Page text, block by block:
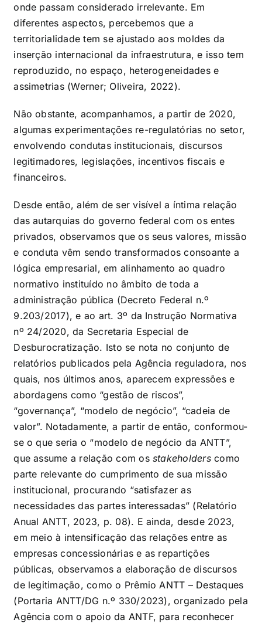
onde passam considerado irrelevante. Em
diferentes aspectos, percebemos que a
territorialidade tem se ajustado aos moldes da
inserção internacional da infraestrutura, e isso tem
reproduzido, no espaço, heterogeneidades e
assimetrias (Werner; Oliveira, 2022).
Não obstante, acompanhamos, a partir de 2020,
algumas experimentações re-regulatórias no setor,
envolvendo condutas institucionais, discursos
legitimadores, legislações, incentivos fiscais e
financeiros.
Desde então, além de ser visível a íntima relação
das autarquias do governo federal com os entes
privados, observamos que os seus valores, missão
e conduta vêm sendo transformados consoante a
lógica empresarial, em alinhamento ao quadro
normativo instituído no âmbito de toda a
administração pública (Decreto Federal n.º
9.203/2017), e ao art. 3º da Instrução Normativa
nº 24/2020, da Secretaria Especial de
Desburocratização. Isto se nota no conjunto de
relatórios publicados pela Agência reguladora, nos
quais, nos últimos anos, aparecem expressões e
abordagens como “gestão de riscos”,
“governança”, “modelo de negócio”, “cadeia de
valor”. Notadamente, a partir de então, conformou-
se o que seria o “modelo de negócio da ANTT”,
que assume a relação com os stakeholderscomo
parte relevante do cumprimento de sua missão
institucional, procurando “satisfazer as
necessidades das partes interessadas” (Relatório
Anual ANTT, 2023, p. 08). E ainda, desde 2023,
em meio à intensificação das relações entre as
empresas concessionárias e as repartições
públicas, observamos a elaboração de discursos
de legitimação, como o Prêmio ANTT – Destaques
(Portaria ANTT/DG n.º 330/2023), organizado pela
Agência com o apoio da ANTF, para reconhecer